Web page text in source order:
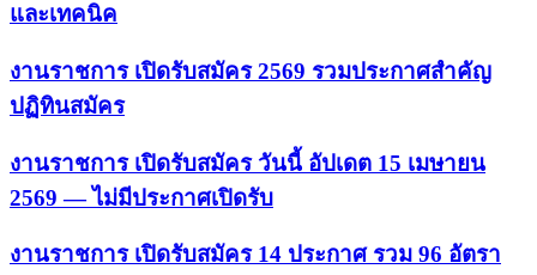
และเทคนิค
งานราชการ เปิดรับสมัคร 2569 รวมประกาศสำคัญ
ปฏิทินสมัคร
งานราชการ เปิดรับสมัคร วันนี้ อัปเดต 15 เมษายน
2569 — ไม่มีประกาศเปิดรับ
งานราชการ เปิดรับสมัคร 14 ประกาศ รวม 96 อัตรา